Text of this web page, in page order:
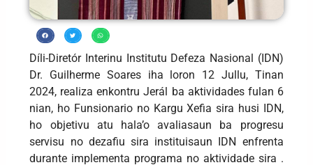
Díli-Diretór Interinu Institutu Defeza Nasional (IDN)
Dr. Guilherme Soares iha loron 12 Jullu, Tinan
2024, realiza enkontru Jerál ba aktividades fulan 6
nian, ho Funsionario no Kargu Xefia sira husi IDN,
ho objetivu atu hala’o avaliasaun ba progresu
servisu no dezafiu sira instituisaun IDN enfrenta
durante implementa programa no aktividade sira .